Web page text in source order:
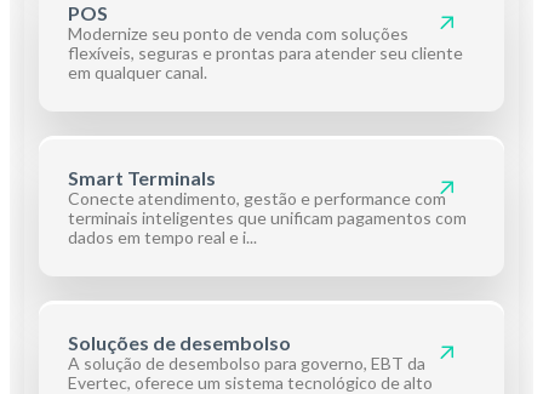
POS
Modernize seu ponto de venda com soluções
flexíveis, seguras e prontas para atender seu cliente
em qualquer canal.
Smart Terminals
Conecte atendimento, gestão e performance com
terminais inteligentes que unificam pagamentos com
dados em tempo real e i...
Soluções de desembolso
A solução de desembolso para governo, EBT da
Evertec, oferece um sistema tecnológico de alto